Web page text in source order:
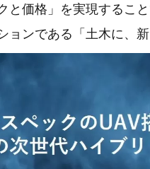
と価格」を実現するこ
ョンである「土木に、